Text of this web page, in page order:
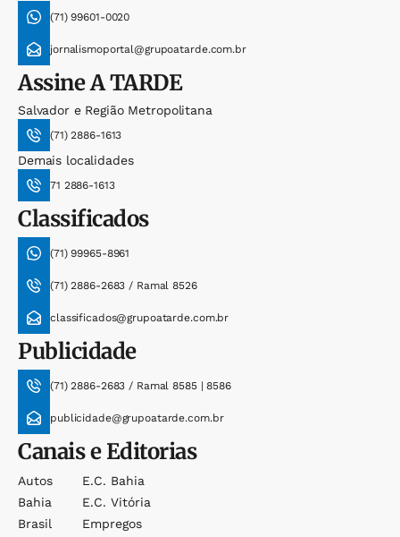
(71) 99601-0020
jornalismoportal@grupoatarde.com.br
AssineA TARDE
Salvador e Região Metropolitana
(71) 2886-1613
Demais localidades
71 2886-1613
Classificados
(71) 99965-8961
(71) 2886-2683 / Ramal 8526
classificados@grupoatarde.com.br
Publicidade
(71) 2886-2683 / Ramal 8585 | 8586
publicidade@grupoatarde.com.br
Canais e Editorias
Autos
Bahia
Brasil
E.c. Bahia
E.c. Vitória
Empregos